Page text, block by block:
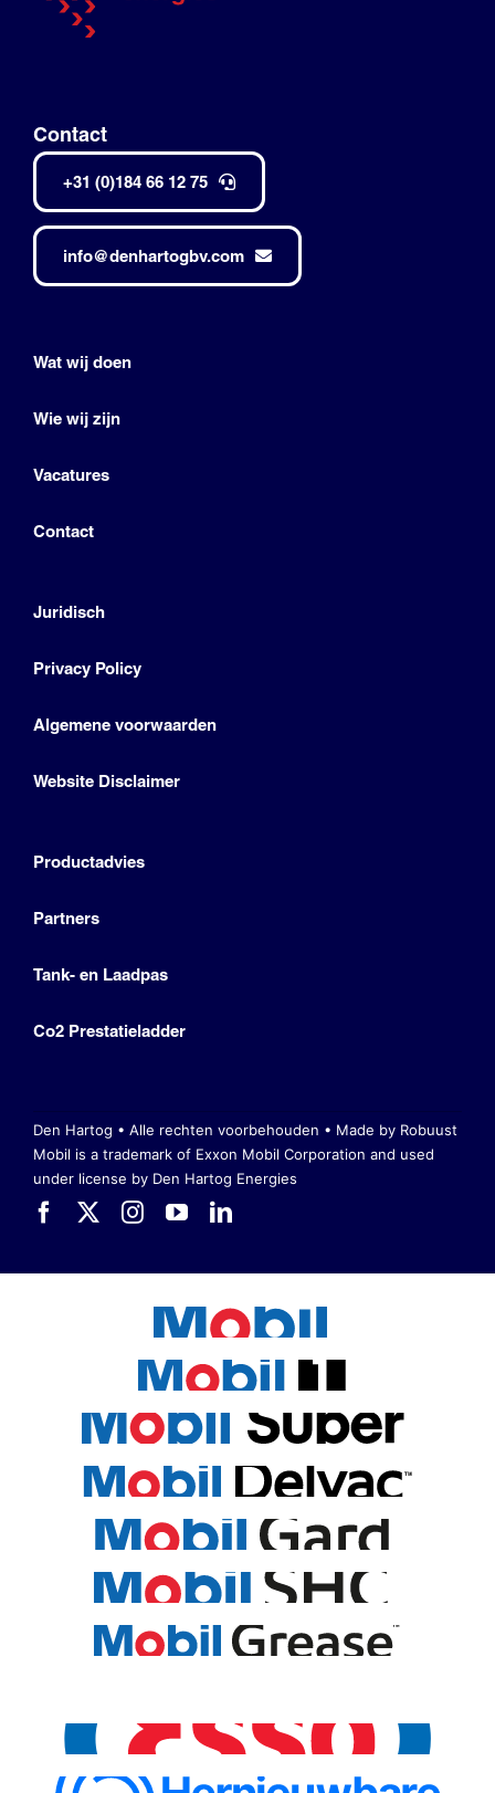
Contact
+31 (0)184 66 12 75
info@denhartogbv.com
Wat wij doen
Wie wij zijn
Vacatures
Contact
Juridisch
Privacy Policy
Algemene voorwaarden
Website Disclaimer
Productadvies
Partners
Tank- en Laadpas
Co2 Prestatieladder
Den Hartog • Alle rechten voorbehouden • Made by Robuust
Mobil is a trademark of Exxon Mobil Corporation and used
under license by Den Hartog Energies